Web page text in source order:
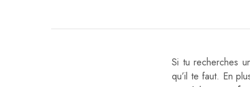
Si tu recherches
qu’il te faut. En